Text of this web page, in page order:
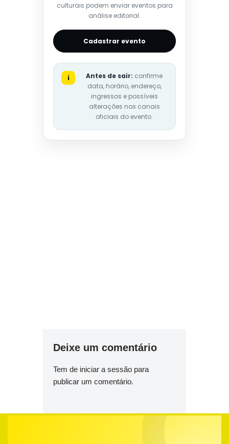
culturais podem enviar eventos para
análise editorial.
Cadastrar evento
i Antes de sair: confirme
data, horário, endereço,
ingressos e possíveis
alterações nos canais
oficiais do evento.
Deixe um comentário
Tem de iniciar a sessão para
publicar um comentário.